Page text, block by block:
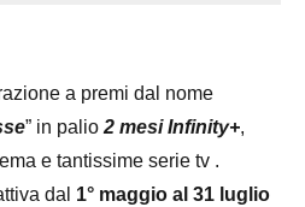
a premi dal nome
” in palio 2 mesi Infinity+,
e tantissime serie tv .
dal 1° maggio al 31 luglio